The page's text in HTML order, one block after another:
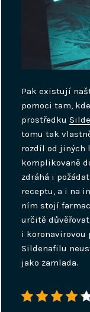
Pak existují
pomoci tam,
prostředku
tomu tak
rozdíl od jiných
komplikovaně
zdráhá i
receptu, a i na
ním stojí
určitě
i koronavirovou
Sildenafilu
jako zamlada.